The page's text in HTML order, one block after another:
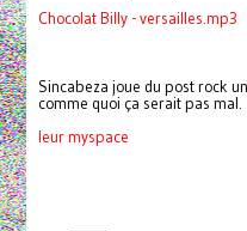
Chocolat Billy - versailles.mp3
Sincabeza joue du post rock
comme quoi ça serait pas mal.
leur myspace